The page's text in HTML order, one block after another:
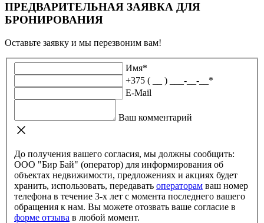
ПРЕДВАРИТЕЛЬНАЯ ЗАЯВКА ДЛЯ
БРОНИРОВАНИЯ
Оставьте заявку и мы перезвоним вам!
Имя*
+375 ( __ ) ___-__-__ *
E-Mail
Ваш комментарий
До получения вашего согласия, мы должны сообщить:
ООО "Бир Бай" (оператор) для информирования об
объектах недвижимости, предложениях и акциях будет
хранить, использовать, передавать операторам
телефона в течение 3-х лет с момента последнего вашего
обращения к нам. Вы можете отозвать ваше согласие в
форме отзыва
в любой момент.